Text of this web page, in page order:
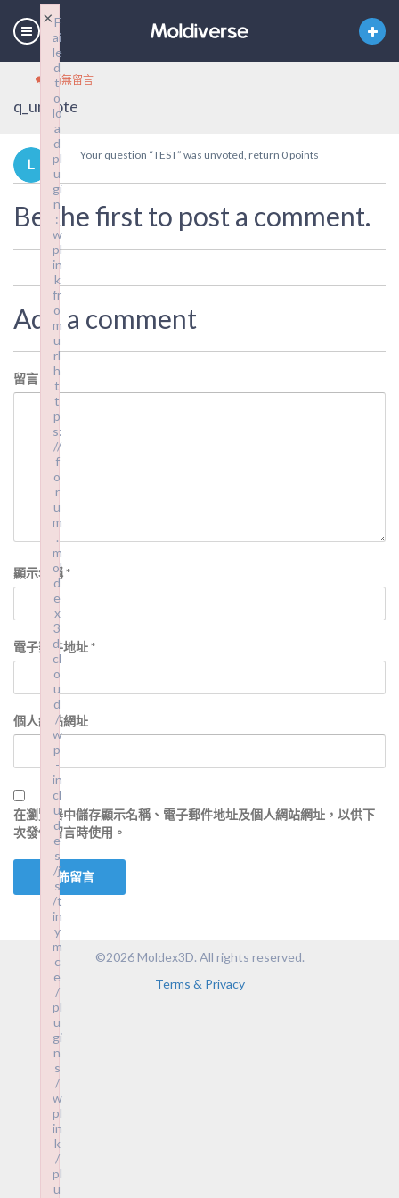
尚無留言
q_unvote
Your question “TEST” was unvoted, return 0 points
Be the first to post a comment.
Add a comment
留言
顯示名稱*
電子郵件地址*
個人網站網址
在瀏覽器中儲存顯示名稱、電子郵件地址及個人網站網址，以供下
次發佈留言時使用。
©2026 Moldex3D. All rights reserved.
Terms & Privacy
F
ai
le
d
t
o
lo
a
d
pl
u
gi
n
:
w
pl
in
k
fr
o
m
u
rl
h
t
t
p
s:
//
f
o
r
u
m
.
m
ol
d
e
x
3
d.
cl
o
u
d
/
w
p
-
in
cl
u
d
e
s
/j
s
/t
in
y
m
c
e
/
pl
u
gi
n
s
/
w
pl
in
k
/
pl
u
×